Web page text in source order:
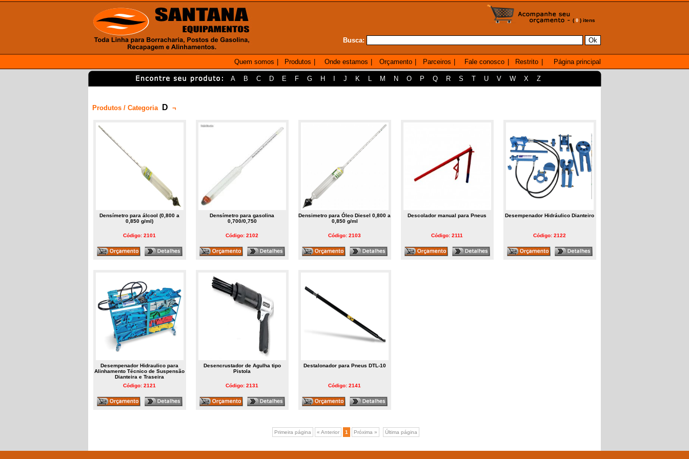
( 0 ) itens
Busca:
Quem somos Produtos Onde estamos Orçamento Parceiros Fale conosco Restrito Página principal
A B C D E F G H J K L M N O P Q R S T U V W X Z
Produtos / Categoria D ¬
Densímetro para álcool (0,800 a
0,850 g/ml)
Código: 2101
Densímetro para gasolina
0,700/0,750
Código: 2102
Densimetro para Óleo Diesel 0,800 a
0,850 g/ml
Código: 2103
Descolador manual para Pneus
Código: 2111
Desempenador Hidráulico Dianteiro
Código: 2122
Desempenador Hidraulico para
Alinhamento Técnico de Suspensão
Dianteira e Traseira
Código: 2121
Desencrustador de Agulha tipo
Pistola
Código: 2131
Destalonador para Pneus DTL-10
Código: 2141
Primeira página « Anterior 1 Próxima » Última página